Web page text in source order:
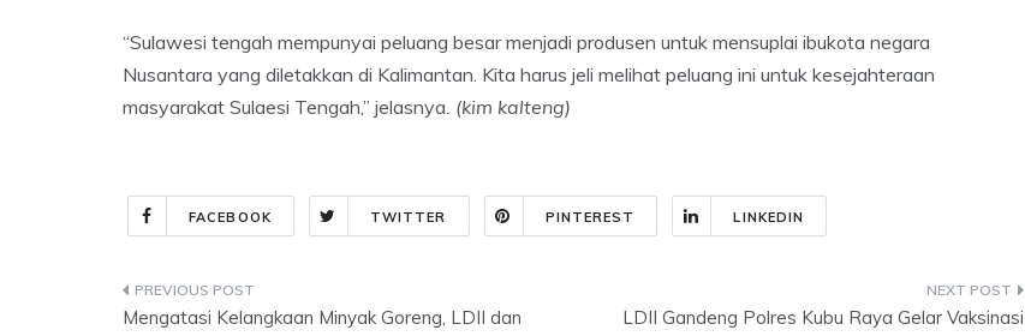
“Sulawesi tengah mempunyai peluang besar menjadi produsen untuk mensuplai ibukota negara
Nusantara yang diletakkan di Kalimantan. Kita harus jeli melihat peluang ini untuk kesejahteraan
masyarakat Sulaesi Tengah,” jelasnya . (kim kalteng)
FACEBOOK TWITTER PINTEREST LINKEDIN
Post
Mengatasi Kelangkaan Minyak Goreng, LDII dan
LDII Gandeng Polres Kubu Raya Gelar Vaksinasi